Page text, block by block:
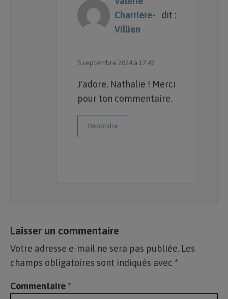
Charrière-
Villien
dit :
5 septembre 2024 à 17:47
J'adore, Nathalie ! Merci
pour ton commentaire.
Répondre
Laisser un commentaire
Votre adresse e-mail ne sera pas publiée. Les
champs obligatoires sont indiqués avec *
Commentaire *